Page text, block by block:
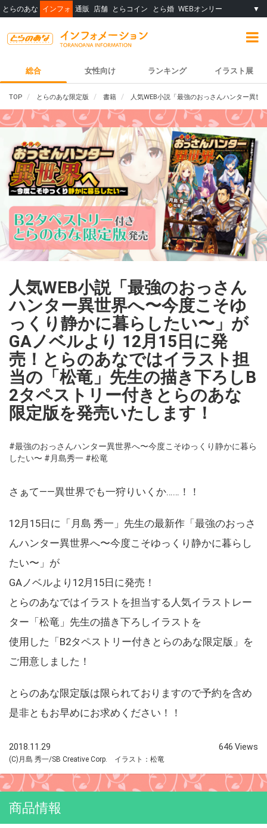
とらのあな インフォ 通販 店舗 とらコイン とら婚 WEBオンリー ▼
総合 女性向け ランキング イラスト展
TOP とらのあな限定版 書籍 人気WEB小説「最強のおっさんハンター異
人気WEB小説「最強のおっさん
ハンター異世界へ〜今度こそゆ
っくり静かに暮らしたい〜」が
GAノベルより 12月15日に発
売！とらのあなではイラスト担
当の「松竜」先生の描き下ろしB
2タペストリー付きとらのあな
限定版を発売いたします！
#最強のおっさんハンター異世界へ〜今度こそゆっくり静かに暮ら
したい〜 #月島秀一 #松竜
さぁて——異世界でも一狩りいくか……！！
12月15日に「月島 秀一」先生の最新作「最強のおっさ
んハンター異世界へ〜今度こそゆっくり静かに暮らし
たい〜」が
GAノベルより12月15日に発売！
とらのあなではイラストを担当する人気イラストレー
ター「松竜」先生の描き下ろしイラストを
使用した「B2タペストリー付きとらのあな限定版」を
ご用意しました！
とらのあな限定版は限られておりますので予約を含め
是非ともお早めにお求めください！！
2018.11.29 646 Views
(C)月島 秀一/SB Creative Corp. イラスト：松竜
商品情報